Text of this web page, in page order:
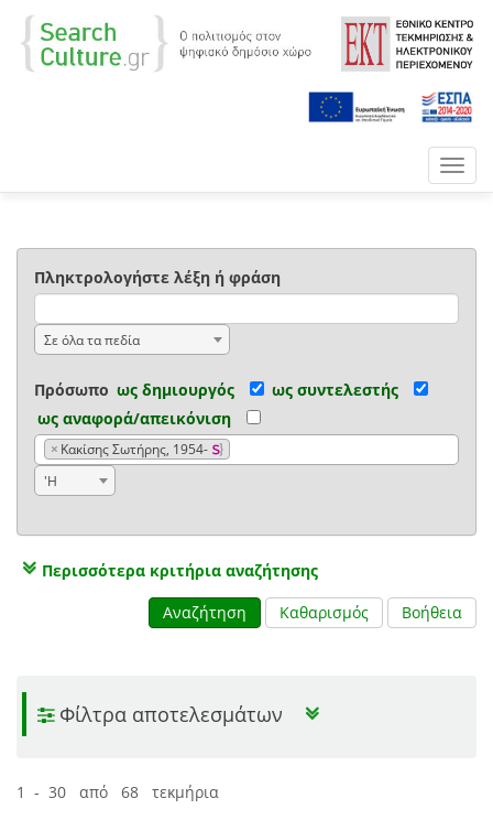
Πληκτρολογήστε λέξη ή φράση
Σε όλα τα πεδία
Πρόσωπο ως δημιουργός
ως συντελεστής
ως αναφορά/απεικόνιση
× Κακίσης Σωτήρης, 1954-
'Η
Περισσότερα κριτήρια αναζήτησης
Αναζήτηση
Καθαρισμός Βοήθεια
Φίλτρα αποτελεσμάτων
1 - 30 από 68 τεκμήρια